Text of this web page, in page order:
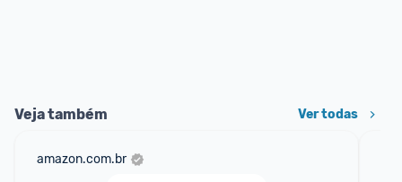
Veja também Ver todas
amazon.com.br